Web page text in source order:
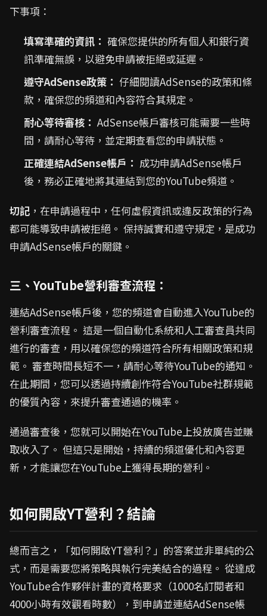
下事項：
填寫準確的資訊： 確保您提供的所有個人和銀行資
訊準確無誤，以避免申請被拒絕或延遲。
遵守AdSense政策： 仔細閱讀AdSense的政策和條
款，確保您的頻道和內容符合其規定。
耐心等待審核： AdSense帳戶審核可能需要一些時
間，請耐心等待，並定期查看您的申請狀態。
正確連結AdSense帳戶： 成功申請AdSense帳戶
後，務必正確地將其連結到您的YouTube頻道。
切記 ，在申請過程中，任何虛假資訊或違反政策的行為
都可能導致申請被拒絕。 保持誠實和遵守規定，是成功
申請AdSense帳戶的關鍵。
三、YouTube營利審查流程：
連結AdSense帳戶後，您的頻道會自動進入YouTube的
營利審查流程。 這是一個自動化系統和人工審查員共同
進行的審查，用以確保您的頻道符合所有相關政策和規
範。 審查時間長短不一，請耐心等待YouTube的通知。
在此期間，您可以透過持續創作符合YouTube社群規範
的優質內容，來提升審查通過的機率。
通過審查後，您就可以開始在YouTube上投放廣告並賺
取收入了。 但這只是開始，持續的頻道優化和內容更
新，才能讓您在YouTube上獲得長期的營利。
如何開啟YT營利？結論
總而言之，「如何開啟YT營利？」的答案並非單純的公
式，而是需要您將策略與執行完美結合的過程。 從達成
YouTube合作夥伴計畫的資格要求（1000名訂閱者和
4000小時有效觀看時數），到申請並連結AdSense帳